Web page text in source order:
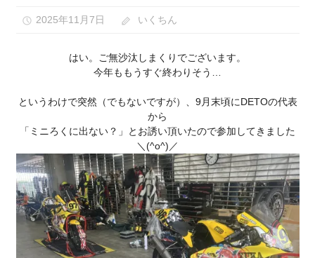
2025年11月7日 いくちん
はい。ご無沙汰しまくりでございます。
今年ももうすぐ終わりそう…
というわけで突然（でもないですが）、9月末頃にDETOの代表
から
「ミニろくに出ない？」とお誘い頂いたので参加してきました
＼(^o^)／